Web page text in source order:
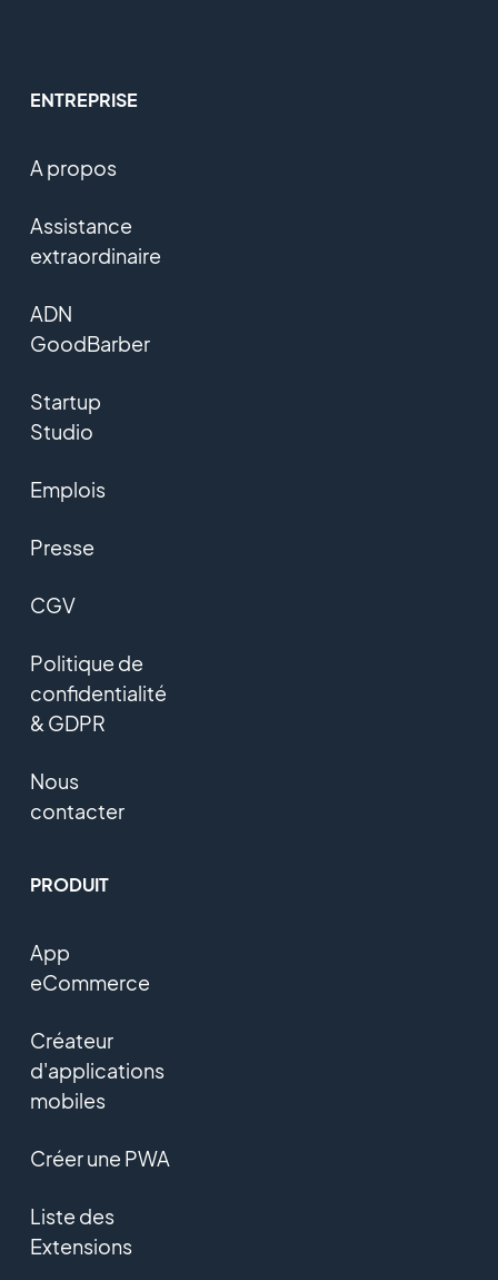
ENTREPRISE
A propos
Assistance
extraordinaire
ADN
GoodBarber
Startup
Studio
Emplois
Presse
CGV
Politique de
confidentialité
& GDPR
Nous
contacter
PRODUIT
App
eCommerce
Créateur
d'applications
mobiles
Créer une PWA
Liste des
Extensions